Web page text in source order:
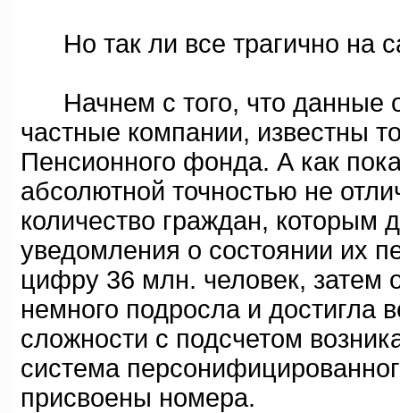
Но так ли все трагично на
Начнем с того, что данные о
частные компании, известны
Пенсионного фонда. А как
абсолютной точностью не
количество граждан,
уведомления о состоянии их
цифру 36 млн. человек,
немного подросла и достигла
сложности с подсчетом
система
присвоены номера.